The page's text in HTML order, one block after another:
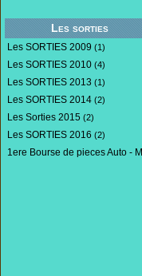
Les sorties
Les SORTIES 2009 (1)
Les SORTIES 2010 (4)
Les SORTIES 2013 (1)
Les SORTIES 2014 (2)
Les Sorties 2015 (2)
Les SORTIES 2016 (2)
1ere Bourse de pieces Auto - M